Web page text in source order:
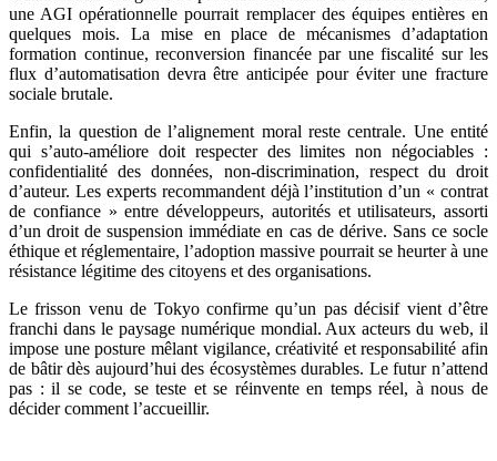
une AGI opérationnelle pourrait remplacer des équipes entières en
quelques mois. La mise en place de mécanismes d’adaptation
formation continue, reconversion financée par une fiscalité sur les
flux d’automatisation devra être anticipée pour éviter une fracture
sociale brutale.
Enfin, la question de l’alignement moral reste centrale. Une entité
qui s’auto-améliore doit respecter des limites non négociables :
confidentialité des données, non-discrimination, respect du droit
d’auteur. Les experts recommandent déjà l’institution d’un « contrat
de confiance » entre développeurs, autorités et utilisateurs, assorti
d’un droit de suspension immédiate en cas de dérive. Sans ce socle
éthique et réglementaire, l’adoption massive pourrait se heurter à une
résistance légitime des citoyens et des organisations.
Le frisson venu de Tokyo confirme qu’un pas décisif vient d’être
franchi dans le paysage numérique mondial. Aux acteurs du web, il
impose une posture mêlant vigilance, créativité et responsabilité afin
de bâtir dès aujourd’hui des écosystèmes durables. Le futur n’attend
pas : il se code, se teste et se réinvente en temps réel, à nous de
décider comment l’accueillir.